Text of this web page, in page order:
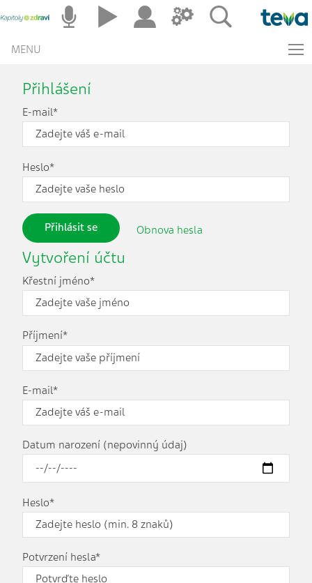
MENU
Přihlášení
E-mail*
Heslo*
Přihlásit se Obnova hesla
Vytvoření účtu
Křestní jméno*
Příjmení*
E-mail*
Datum narození (nepovinný údaj)
Heslo*
Potvrzení hesla*